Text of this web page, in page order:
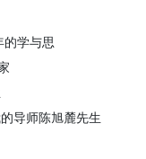
学与思
导师陈旭麓先生